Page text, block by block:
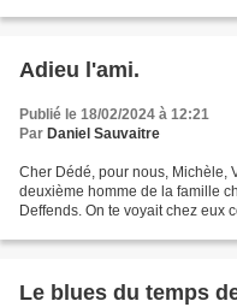
Adieu l'ami.
Publié le 18/02/2024 à 12:21
Par Daniel Sauvaitre
Cher Dédé, pour nous, Michèle,
deuxième homme de la famille
Deffends. On te voyait chez eux
Le blues du temps